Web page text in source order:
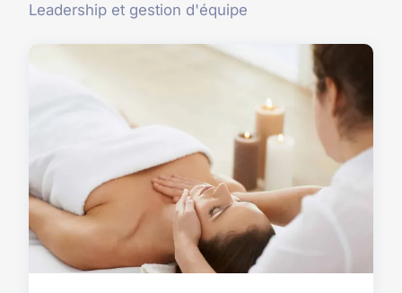
Leadership et gestion d'équipe